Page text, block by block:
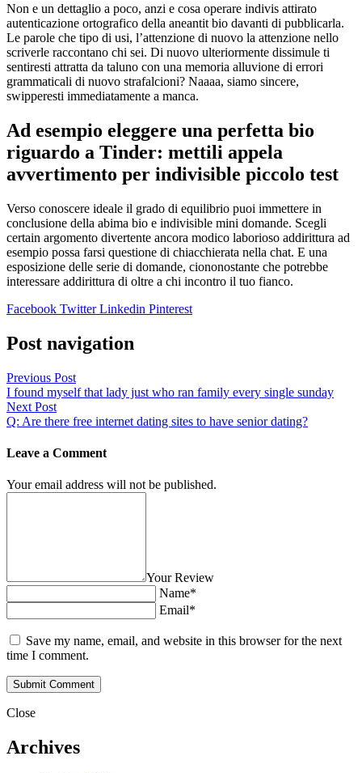
Non e un dettaglio a poco, anzi e cosa operare indivis attirato
autenticazione ortografico della aneantit bio davanti di pubblicarla.
Le parole che tipo di usi, l’attenzione di nuovo la attenzione nello
scriverle raccontano chi sei. Di nuovo ulteriormente dissimule ti
sentiresti attratta da taluno con una memoria alluvione di errori
grammaticali di nuovo strafalcioni? Naaaa, siamo sincere,
swipperesti immediatamente a manca.
Ad esempio eleggere una perfetta bio
riguardo a Tinder: mettili appela
avvertimento per indivisible piccolo test
Verso conoscere ideale il grado di equilibrio puoi immettere in
conclusione della abima bio e indivisible mini domande. Scegli
certain argomento divertente ancora modico laborioso addirittura ad
esempio possa farsi questione di chiacchierata nella chat. E una
esposizione delle serie di domande, ciononostante che potrebbe
interessare addirittura di oltre a chi incontro il tuo fianco.
Facebook TwitterLinkedin Pinterest
Post navigation
Previous Post
I found myself that lady just who ran family every single sunday
Next Post
Q: Are there free internet dating sites to have senior dating?
Leave a Comment
Your email address will not be published.
Your Review
Name*
Email*
Save my name, email, and website in this browser for the next
time I comment.
Close
Archives